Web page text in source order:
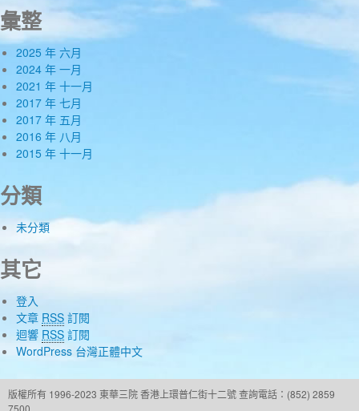
彙整
2025 年 六月
2024 年 一月
2021 年 十一月
2017 年 七月
2017 年 五月
2016 年 八月
2015 年 十一月
分類
未分類
其它
登入
文章 RSS 訂閱
迴響 RSS 訂閱
WordPress 台灣正體中文
版權所有 1996-2023 東華三院香港上環普仁街十二號查詢電話：(852) 2859
7500